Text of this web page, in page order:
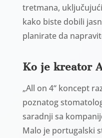
tretmana,
kako biste dobili
planirate da
Ko je kreator
„All on 4“ koncept
poznatog
saradnji sa
Malo je portugalski